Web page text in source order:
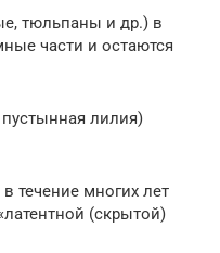
тюльпаны и др.) в
части и остаются
лилия)
течение многих лет
(скрытой)